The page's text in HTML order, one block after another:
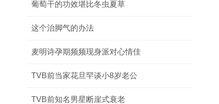
葡萄干的功效堪比冬虫夏草
这个治脚气的办法
麦明诗孕期频频现身派对心情佳
TVB前当家花旦罕谈小8岁老公
TVB前知名男星断崖式衰老